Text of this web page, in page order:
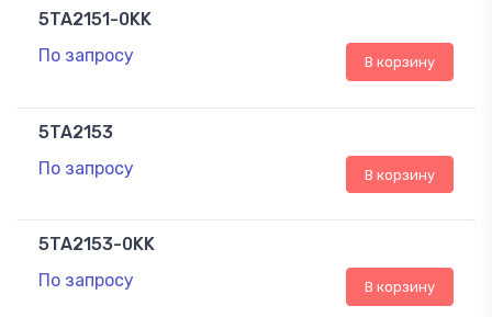
5TA2151-0KK
По запросу
В корзину
5TA2153
По запросу
В корзину
5TA2153-0KK
По запросу
В корзину